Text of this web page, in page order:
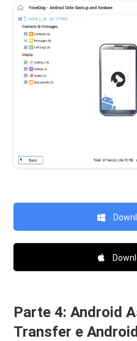
Parte 4: Android
Transfer e